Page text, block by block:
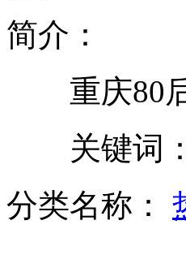
城管被打不还手获千元委
简介：
重庆80后
关键词：
分类名称：